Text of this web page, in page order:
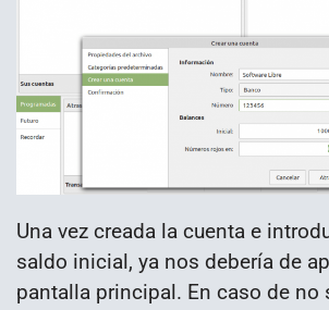
Una vez creada la cuenta e
saldo inicial, ya nos debería de
pantalla principal. En caso de no